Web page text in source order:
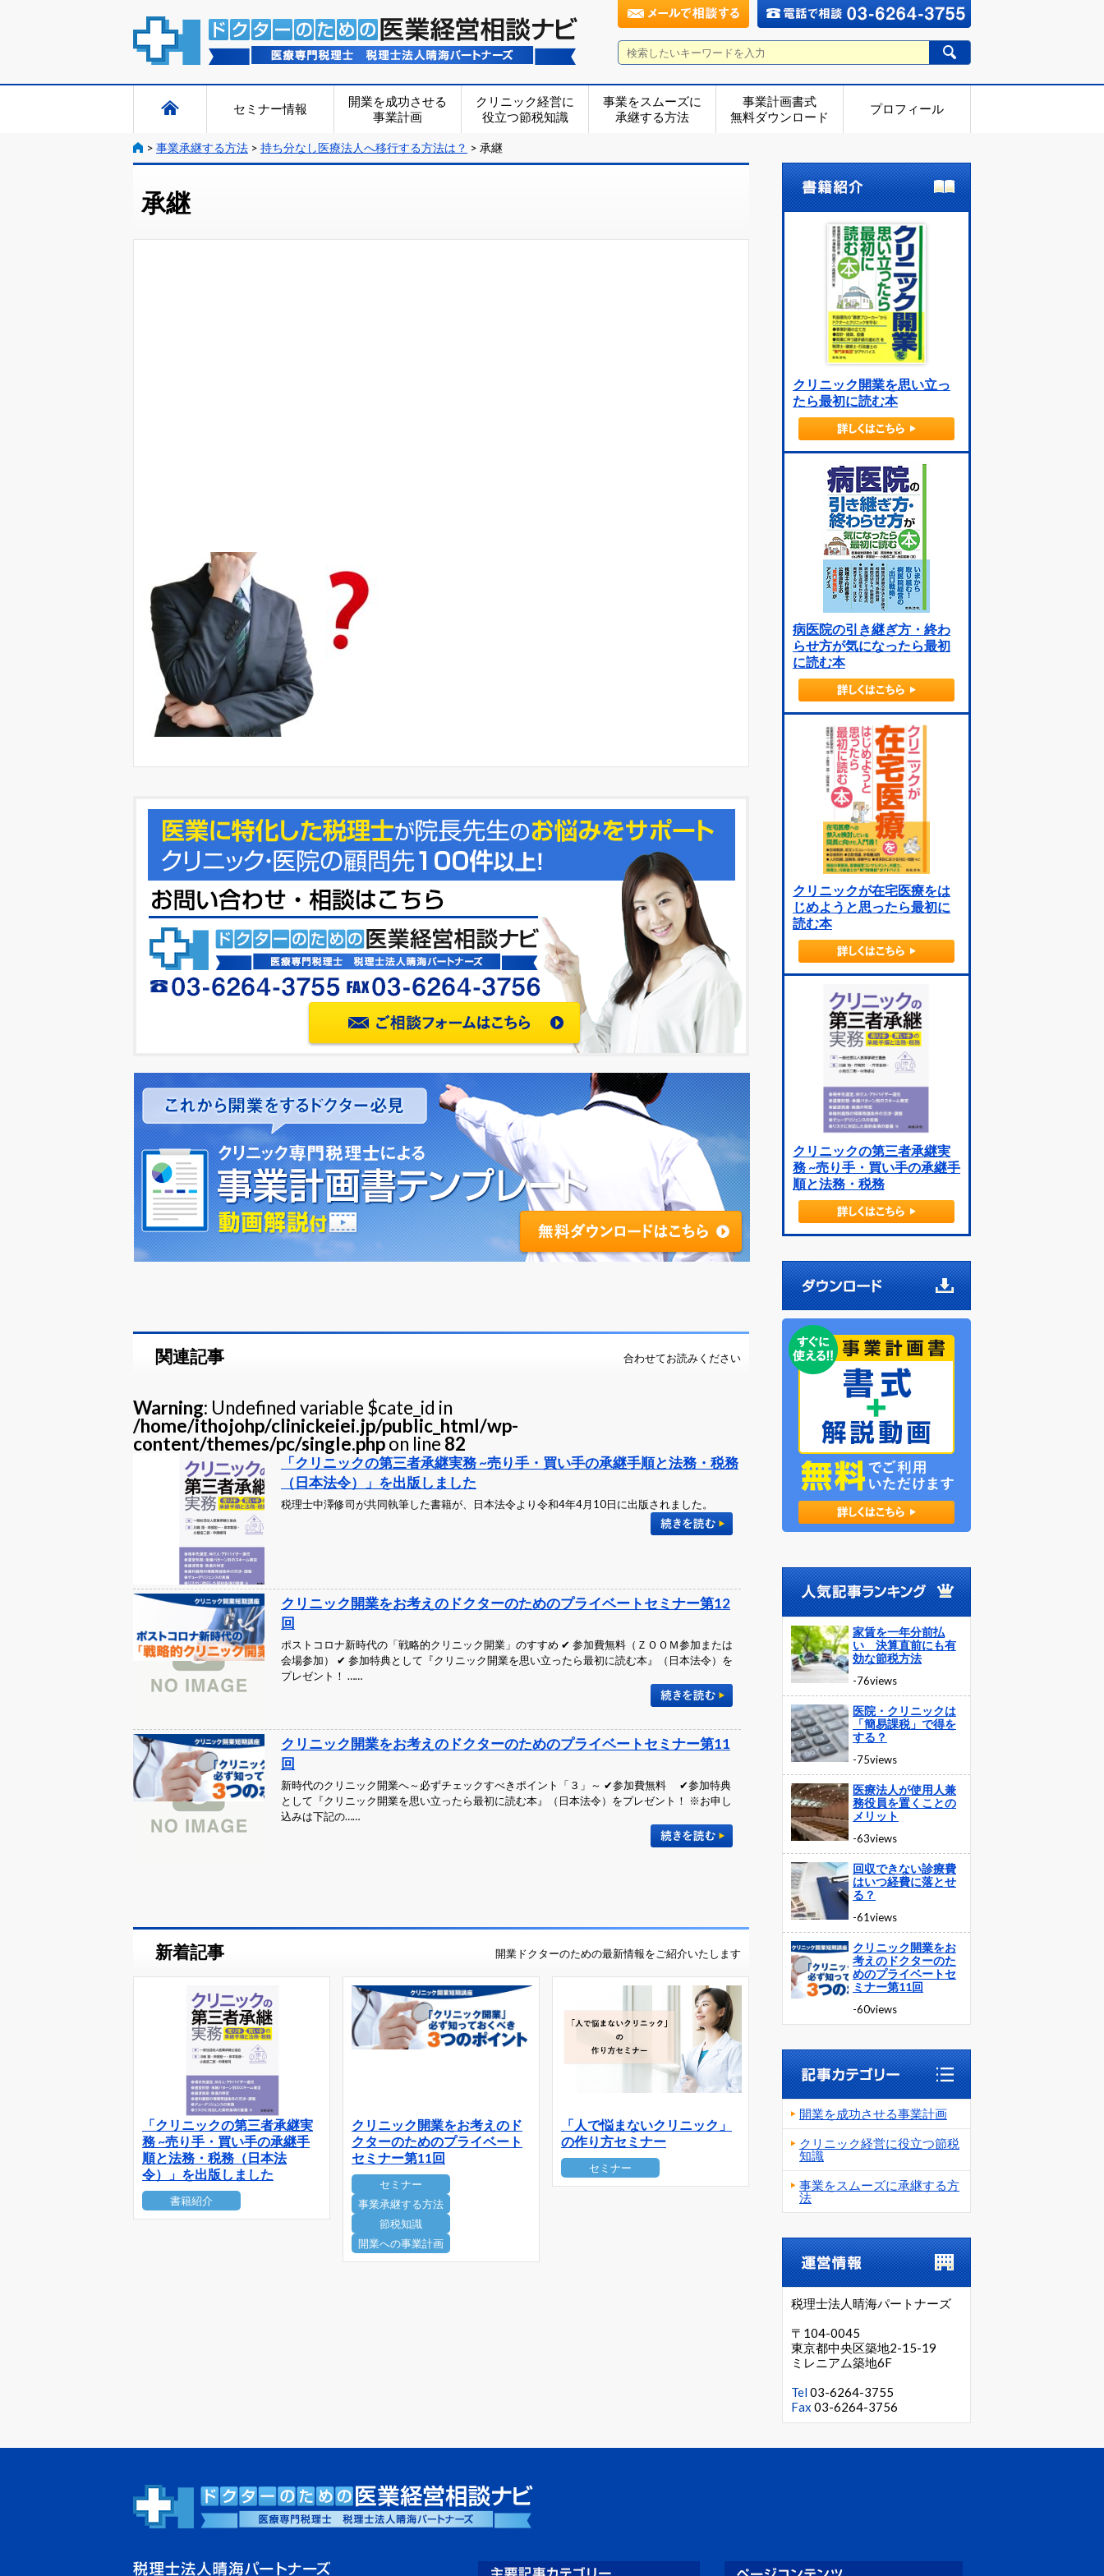
セミナー情報
開業を成功させる
事業計画
クリニック経営に
役立つ節税知識
事業をスムーズに
承継する方法
事業計画書式
無料ダウンロード
プロフィール
> 事業承継する方法 > 持ち分なし医療法人へ移行する方法は？ > 承継
承継
関連記事 合わせてお読みください
Warning: Undefined variable $cate_id in
/home/ithojohp/clinickeiei.jp/public_html/wp-
content/themes/pc/single.phpon line 82
「クリニックの第三者承継実務 ~売り手・買い手の承継手順と法務・税務
（日本法令）」を出版しました
税理士中澤修司が共同執筆した書籍が、日本法令より令和4年4月10日に出版されました。
クリニック開業をお考えのドクターのためのプライベートセミナー第12
回
ポストコロナ新時代の「戦略的クリニック開業」のすすめ ✔ 参加費無料（ＺＯＯＭ参加または
会場参加） ✔ 参加特典として『クリニック開業を思い立ったら最初に読む本』（日本法令）を
プレゼント！ ……
クリニック開業をお考えのドクターのためのプライベートセミナー第11
回
新時代のクリニック開業へ～必ずチェックすべきポイント「３」～ ✔参加費無料 ✔参加特典
として『クリニック開業を思い立ったら最初に読む本』（日本法令）をプレゼント！ ※お申し
込みは下記の……
新着記事 開業ドクターのための最新情報をご紹介いたします
「クリニックの第三者承継実
務 ~売り手・買い手の承継手
順と法務・税務（日本法
令）」を出版しました
書籍紹介
クリニック開業をお考えのド
クターのためのプライベート
セミナー第11回
セミナー
事業承継する方法
節税知識
開業への事業計画
「人で悩まないクリニック」
の作り方セミナー
セミナー
クリニック開業を思い立っ
たら最初に読む本
病医院の引き継ぎ方・終わ
らせ方が気になったら最初
に読む本
クリニックが在宅医療をは
じめようと思ったら最初に
読む本
クリニックの第三者承継実
務 ~売り手・買い手の承継手
順と法務・税務
家賃を一年分前払
い 決算直前にも有
効な節税方法
-76views
医院・クリニックは
「簡易課税」で得を
する？
-75views
医療法人が使用人兼
務役員を置くことの
メリット
-63views
回収できない診療費
はいつ経費に落とせ
る？
-61views
クリニック開業をお
考えのドクターのた
めのプライベートセ
ミナー第11回
-60views
開業を成功させる事業計画
クリニック経営に役立つ節税
知識
事業をスムーズに承継する方
法
税理士法人晴海パートナーズ
〒104-0045
東京都中央区築地2-15-19
ミレニアム築地6F
Tel03-6264-3755
Fax 03-6264-3756